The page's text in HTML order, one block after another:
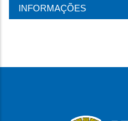
INFORMAÇÕES